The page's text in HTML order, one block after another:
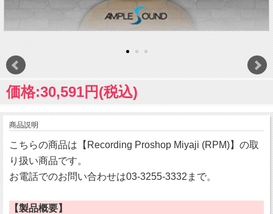
価格:30,591円(税込)
商品説明
こちらの商品は【Recording Proshop Miyaji (RPM)】の取
り扱い商品です。
お電話でのお問い合わせは03-3255-3332まで。
【製品概要】